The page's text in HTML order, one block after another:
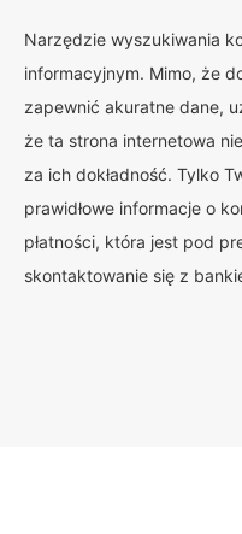
Narzędzie wyszukiwania
informacyjnym. Mimo, że
zapewnić akuratne dane,
że ta strona internetowa
za ich dokładność. Tylko
prawidłowe informacje o
płatności, która jest pod
skontaktowanie się z